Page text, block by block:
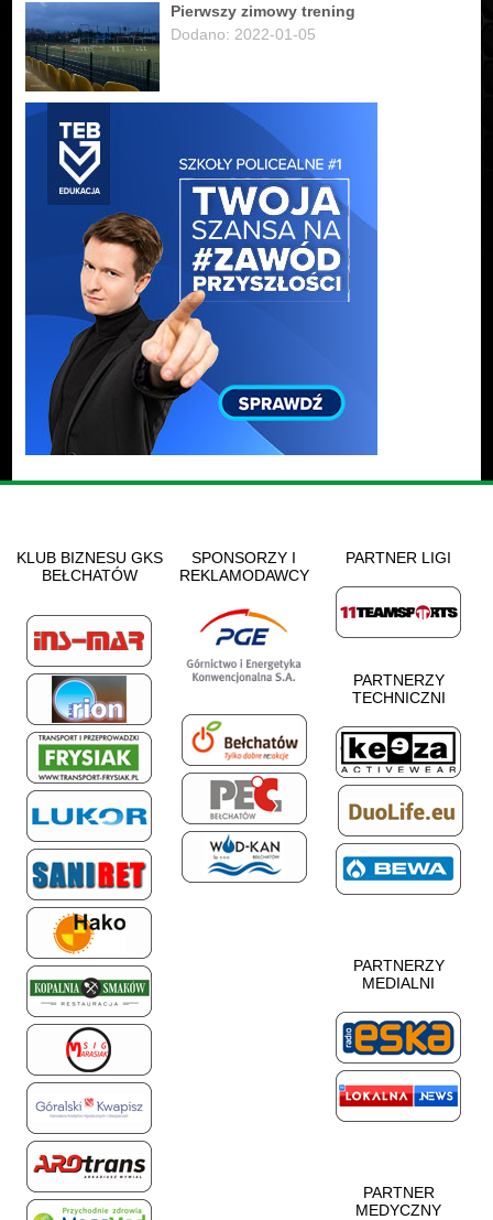
Pierwszy zimowy trening
Dodano: 2022-01-05
KLUB BIZNESU GKS
BEŁCHATÓW
SPONSORZY I
REKLAMODAWCY
PARTNER LIGI
PARTNERZY
TECHNICZNI
PARTNERZY
MEDIALNI
PARTNER
MEDYCZNY